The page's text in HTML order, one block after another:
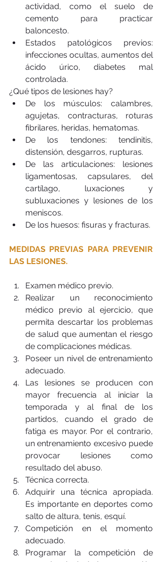
actividad, como el suelo de
cemento para practicar
baloncesto.
Estados patológicos previos:
infecciones ocultas, aumentos del
ácido úrico, diabetes mal
controlada.
¿Qué tipos de lesiones hay?
De los músculos: calambres,
agujetas, contracturas, roturas
fibrilares, heridas, hematomas.
De los tendones: tendinitis,
distensión, desgarros, rupturas.
De las articulaciones: lesiones
ligamentosas, capsulares, del
cartílago, luxaciones y
subluxaciones y lesiones de los
meniscos.
De los huesos: fisuras y fracturas.
MEDIDAS PREVIAS PARA PREVENIR
LAS LESIONES.
Examen médico previo.
Realizar un reconocimiento
médico previo al ejercicio, que
permita descartar los problemas
de salud que aumentan el riesgo
de complicaciones médicas.
Poseer un nivel de entrenamiento
adecuado.
Las lesiones se producen con
mayor frecuencia al iniciar la
temporada y al final de los
partidos, cuando el grado de
fatiga es mayor. Por el contrario,
un entrenamiento excesivo puede
provocar lesiones como
resultado del abuso.
Técnica correcta.
Adquirir una técnica apropiada.
Es importante en deportes como
salto de altura, tenis, esquí.
Competición en el momento
adecuado.
Programar la competición de